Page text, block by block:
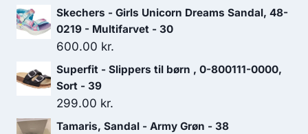
oprindelige
pris
899.00 kr..
aktuelle
629.30 kr..
Skechers - Girls Unicorn Dreams Sandal, 48-
0219 - Multifarvet - 30
600.00 kr.
Superfit - Slippers til børn , 0-800111-0000,
Sort - 39
299.00 kr.
Tamaris, Sandal - Army Grøn - 38